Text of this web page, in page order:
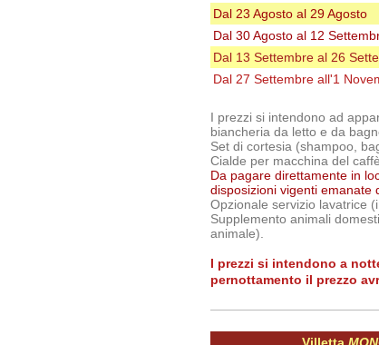
Dal 23 Agosto al 29 Agosto
Dal 30 Agosto al 12
Dal 13 Settembre al 26
Dal 27 Settembre all'1
I prezzi si intendono ad
biancheria da letto e da
Set di cortesia (shampoo,
Cialde per macchina del
Da pagare direttamente in
disposizioni vigenti emanate
Opzionale servizio lavatrice
Supplemento animali
animale).
I prezzi si intendono a
pernottamento il prezzo